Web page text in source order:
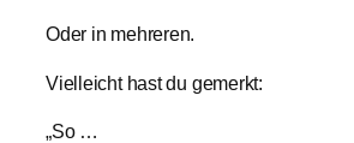
Oder in mehreren.
Vielleicht hast du gemerkt:
„So …